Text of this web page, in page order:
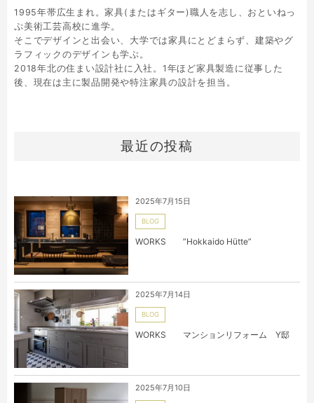
1995年帯広生まれ。家具(またはギター)職人を志し、おといねっ
ぷ美術工芸高校に進学。
そこでデザインと出会い、大学では家具にとどまらず、建築やグ
ラフィックのデザインも学ぶ。
2018年北の住まい設計社に入社。1年ほど家具製造に従事した
後、現在は主に製品開発や特注家具の設計を担当。
最近の投稿
2025年7月15日
BLOG
WORKS ”Hokkaido Hütte”
2025年7月14日
BLOG
WORKS マンションリフォーム Y邸
2025年7月10日